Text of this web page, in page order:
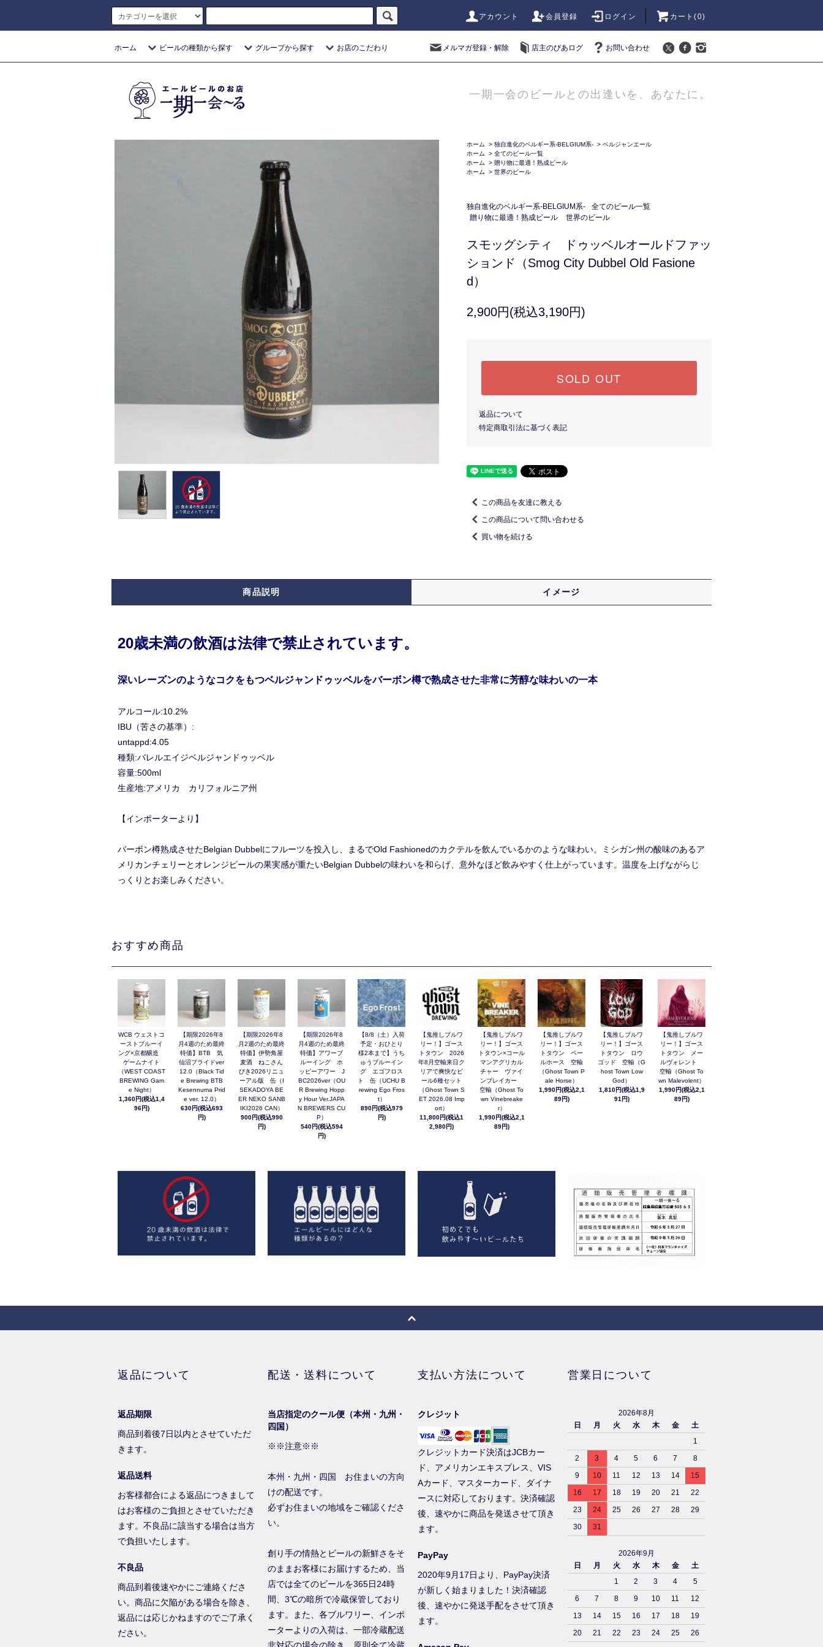
アカウント 会員登録 ログイン カート(0)
ホーム ビールの種類から探す グループから探す お店のこだわり メルマガ登録・解除 店主のびあログ お問い合わせ
一期一会のビールとの出逢いを、あなたに。
ホーム > 独自進化のベルギー系-BELGIUM系- > ベルジャンエール
ホーム
> 全てのビール一覧
ホーム
> 贈り物に最適！熟成ビール
ホーム
> 世界のビール
独自進化のベルギー系-BELGIUM系-
全てのビール一覧
贈り物に最適！熟成ビール
世界のビール
スモッグシティ ドゥッベルオールドファッ
ションド（Smog City Dubbel Old Fasione
d）
2,900円(税込3,190円)
SOLD OUT
返品について
特定商取引法に基づく表記
この商品を友達に教える
この商品について問い合わせる
買い物を続ける
商品説明 イメージ
20歳未満の飲酒は法律で禁止されています。
深いレーズンのようなコクをもつベルジャンドゥッベルをバーボン樽で熟成させた非常に芳醇な味わいの一本
アルコール:10.2%
IBU（苦さの基準）:
untappd:4.05
種類:バレルエイジベルジャンドゥッベル
容量:500ml
生産地:アメリカ カリフォルニア州
【インポーターより】
バーボン樽熟成させたBelgian Dubbelにフルーツを投入し、まるでOld Fashionedのカクテルを飲んでいるかのような味わい。ミシガン州の酸味のあるア
メリカンチェリーとオレンジピールの果実感が重たいBelgian Dubbelの味わいを和らげ、意外なほど飲みやすく仕上がっています。温度を上げながらじ
っくりとお楽しみください。
おすすめ商品
WCB ウェストコ
ーストブルーイ
ング×京都醸造
ゲームナイト
（WEST COAST
BREWING Gam
e Night）
1,360円(税込1,4
96円)
【期限2026年8
月4週のため最終
特価】BTB 気
仙沼プライドver
12.0（Black Tid
e Brewing BTB
Kesennuma Prid
e ver. 12.0）
630円(税込693
円)
【期限2026年8
月2週のため最終
特価】伊勢角屋
麦酒 ねこさん
びき2026リニュ
ーアル版 缶（I
SEKADOYA BE
ER NEKO SANB
IKI2026 CAN）
900円(税込990
円)
【期限2026年8
月4週のため最終
特価】アワーブ
ルーイング ホ
ッピーアワー J
BC2026ver（OU
R Brewing Hopp
y Hour Ver.JAPA
N BREWERS CU
P）
540円(税込594
円)
【8/8（土）入荷
予定・おひとり
様2本まで】うち
ゅうブルーイン
グ エゴフロス
ト 缶（UCHU B
rewing Ego Fros
t）
890円(税込979
円)
【鬼推しブルワ
リー！】ゴース
トタウン 2026
年8月空輸来日ク
リアで爽快なビ
ール6種セット
（Ghost Town S
ET 2026.08 Imp
ort）
11,800円(税込1
2,980円)
【鬼推しブルワ
リー！】ゴース
トタウン×コール
マンアグリカル
チャー ヴァイ
ンブレイカー
空輸（Ghost To
wn Vinebreake
r）
1,990円(税込2,1
89円)
【鬼推しブルワ
リー！】ゴース
トタウン ペー
ルホース 空輸
（Ghost Town P
ale Horse）
1,990円(税込2,1
89円)
【鬼推しブルワ
リー！】ゴース
トタウン ロウ
ゴッド 空輸（G
host Town Low
God）
1,810円(税込1,9
91円)
【鬼推しブルワ
リー！】ゴース
トタウン メー
ルヴォレント
空輸（Ghost To
wn Malevolent）
1,990円(税込2,1
89円)
返品について
返品期限
商品到着後7日以内とさせていただ
きます。
返品送料
お客様都合による返品につきまして
はお客様のご負担とさせていただき
ます。不良品に該当する場合は当方
で負担いたします。
不良品
商品到着後速やかにご連絡くださ
い。商品に欠陥がある場合を除き、
返品には応じかねますのでご了承く
ださい。
配送・送料について
当店指定のクール便（本州・九州・
四国）
※※注意※※
本州・九州・四国 お住まいの方向
けの配送です。
必ずお住まいの地域をご確認くださ
い。
創り手の情熱とビールの新鮮さをそ
のままお客様にお届けするため、当
店では全てのビールを365日24時
間、3℃の暗所で冷蔵保管しており
ます。また、各ブルワリー、インポ
ーターよりの入荷は、一部冷蔵配送
支払い方法について
クレジット
クレジットカード決済はJCBカー
ド、アメリカンエキスプレス、VIS
Aカード、マスターカード、ダイナ
ースに対応しております。決済確認
後、速やかに商品を発送させて頂き
ます。
PayPay
2020年9月17日より、PayPay決済
が新しく始まりました！決済確認
後、速やかに発送手配をさせて頂き
ます。
営業日について
2026年8月
日
月 火 水 木 金
土
1
2
3 4 5 6 7
8
9
10 11 12 13 14
15
16
17 18 19 20 21
22
23
24 25 26 27 28
29
30
31
2026年9月
日
月 火 水 木 金
土
1
2 3 4
5
6
7 8 9 10 11
12
13
14 15 16 17 18
19
20
21 22 23 24 25
26